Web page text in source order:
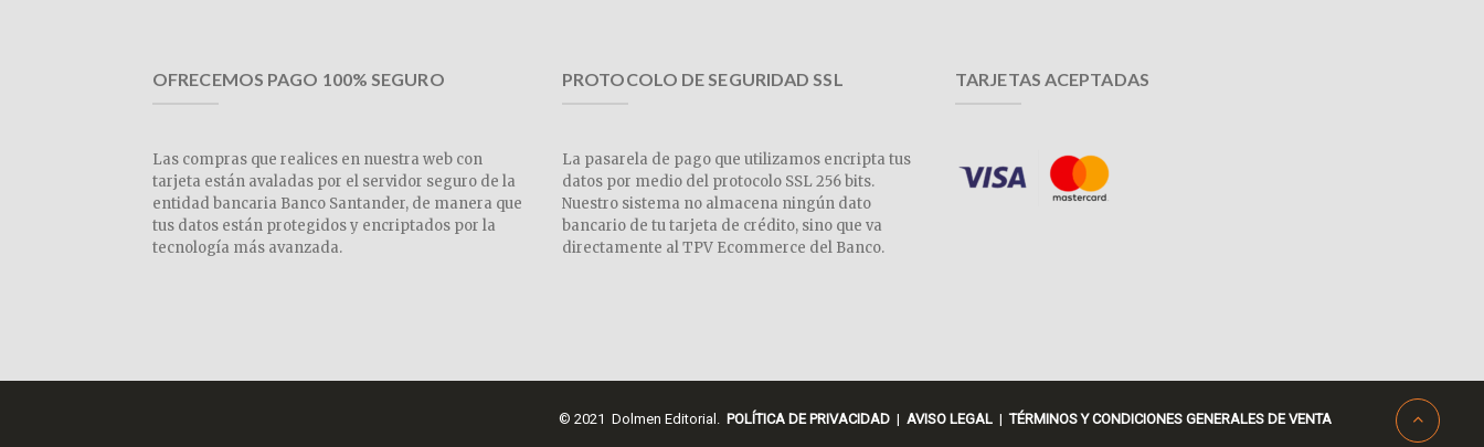
OFRECEMOS PAGO 100% SEGURO
Las compras que realices en nuestra web con
tarjeta están avaladas por el servidor seguro de la
entidad bancaria Banco Santander, de manera que
tus datos están protegidos y encriptados por la
tecnología más avanzada.
PROTOCOLO DE SEGURIDAD SSL
La pasarela de pago que utilizamos encripta tus
datos por medio del protocolo SSL 256 bits.
Nuestro sistema no almacena ningún dato
bancario de tu tarjeta de crédito, sino que va
directamente al TPV Ecommerce del Banco.
TARJETAS ACEPTADAS
© 2021 Dolmen Editorial. POLÍTICA DE PRIVACIDAD | AVISO LEGAL |TÉRMINOS Y CONDICIONES GENERALES DE VENTA